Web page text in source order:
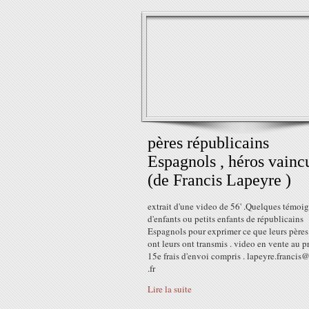
pères républicains
Espagnols , héros
(de Francis Lapeyre )
extrait d'une video de 56' .Quelques
d'enfants ou petits enfants de républicains
Espagnols pour exprimer ce que leurs
ont leurs ont transmis . video en vente au
15e frais d'envoi compris .
.fr
Lire la suite